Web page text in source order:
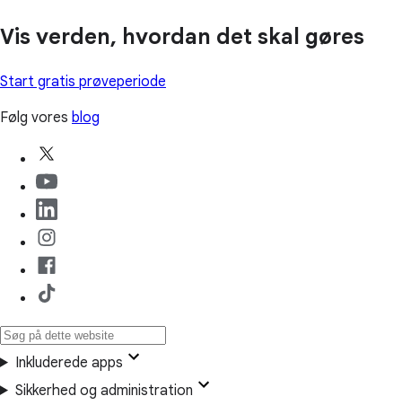
Vis verden, hvordan det skal gøres
Start gratis prøveperiode
Følg vores blog
Inkluderede apps
Sikkerhed og administration